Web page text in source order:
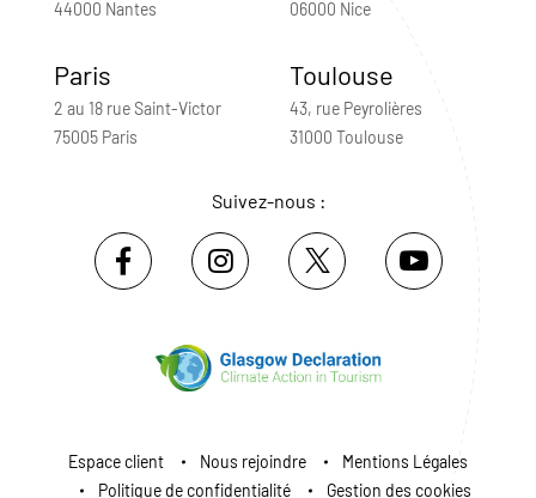
44000 Nantes
06000 Nice
Paris
2 au 18 rue Saint-Victor
75005 Paris
Toulouse
43, rue Peyrolières
31000 Toulouse
Suivez-nous :
Espace client Nous rejoindre
Mentions Légales
Politique de confidentialité
Gestion des cookies